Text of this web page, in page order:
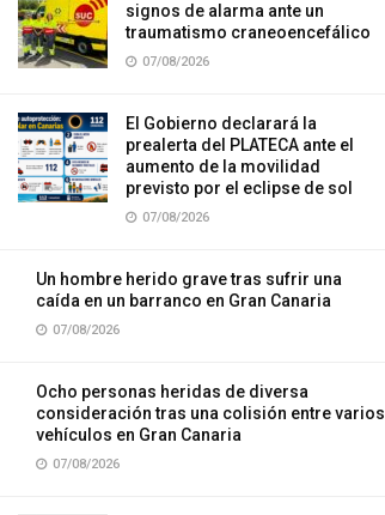
signos de alarma ante un
traumatismo craneoencefálico
07/08/2026
El Gobierno declarará la
prealerta del PLATECA ante el
aumento de la movilidad
previsto por el eclipse de sol
07/08/2026
Un hombre herido grave tras sufrir una
caída en un barranco en Gran Canaria
07/08/2026
Ocho personas heridas de diversa
consideración tras una colisión entre varios
vehículos en Gran Canaria
07/08/2026